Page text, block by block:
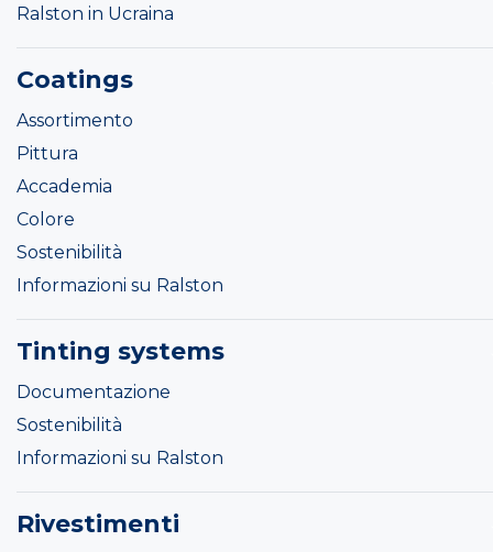
Ralston in Ucraina
Coatings
Assortimento
Pittura
Accademia
Colore
Sostenibilità
Informazioni su Ralston
Tinting systems
Documentazione
Sostenibilità
Informazioni su Ralston
Rivestimenti